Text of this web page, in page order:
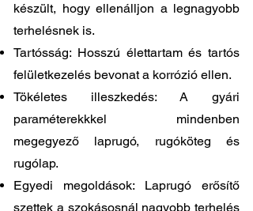
készült, hogy ellenálljon a legnagyobb
terhelésnek is.
Tartósság: Hosszú élettartam és tartós
felületkezelés bevonat a korrózió ellen.
Tökéletes illeszkedés: A gyári
paraméterekkkel mindenben
megegyező laprugó, rugóköteg és
rugólap.
Egyedi megoldások: Laprugó erősítő
szettek a szokásosnál nagyobb terhelés